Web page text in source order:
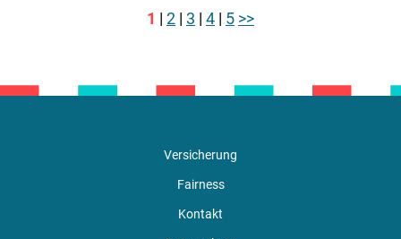
1 | 2 | 3 | 4 | 5 >>
Versicherung
Fairness
Kontakt